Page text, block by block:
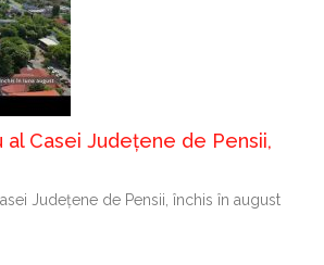
al Casei Județene de Pensii,
Județene de Pensii, închis în august